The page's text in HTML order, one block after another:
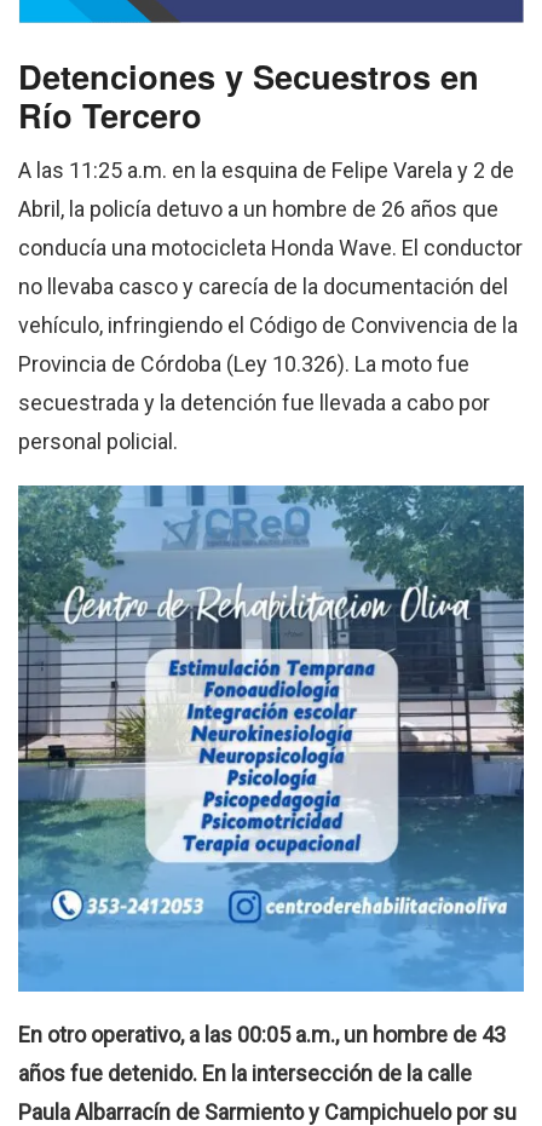
Detenciones y Secuestros en
Río Tercero
A las 11:25 a.m. en la esquina de Felipe Varela y 2 de
Abril, la policía detuvo a un hombre de 26 años que
conducía una motocicleta Honda Wave. El conductor
no llevaba casco y carecía de la documentación del
vehículo, infringiendo el Código de Convivencia de la
Provincia de Córdoba (Ley 10.326). La moto fue
secuestrada y la detención fue llevada a cabo por
personal policial.
En otro operativo, a las 00:05 a.m., un hombre de 43
años fue detenido. En la intersección de la calle
Paula Albarracín de Sarmiento y Campichuelo por su